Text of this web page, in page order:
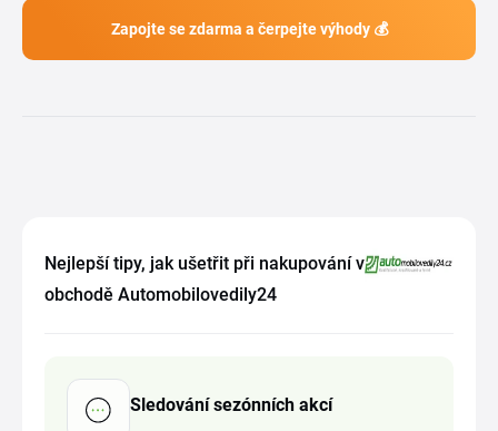
Zapojte se zdarma a čerpejte výhody 💰
Nejlepší tipy, jak ušetřit při nakupování v
obchodě Automobilovedily24
Sledování sezónních akcí